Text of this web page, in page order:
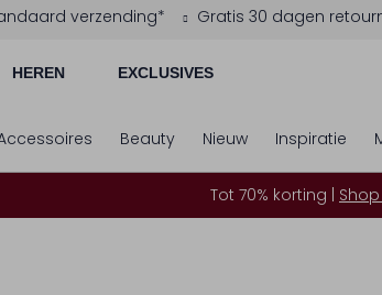
verzending* Gratis 30 dagen
HEREN EXCLUSIVES
Beauty Nieuw Inspiratie
Tot 70% korting |